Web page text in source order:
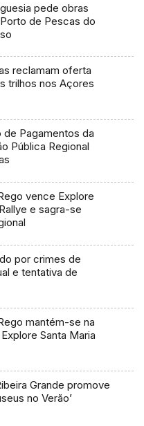
pede obras
de Pescas do
reclamam oferta
trilhos nos Açores
de Pagamentos da
Pública Regional
vence Explore
e sagra-se
por crimes de
e tentativa de
mantém-se na
Santa Maria
Grande promove
no Verão’